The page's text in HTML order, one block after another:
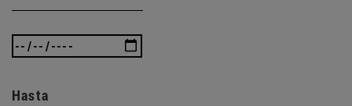
Hasta